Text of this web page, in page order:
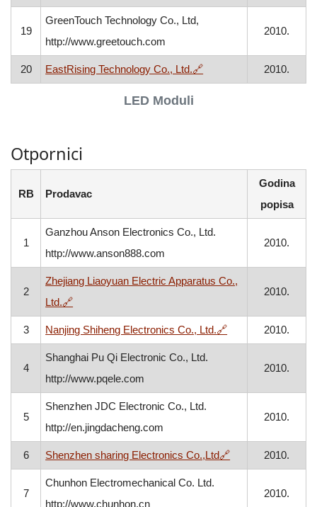
LED Moduli
19
GreenTouch Technology Co., Ltd,
http://www.greetouch.com
2010.
20 EastRising Technology Co., Ltd.🔗, otvara se u novom
2010.
Otpornici
RB Prodavac
Godina
popisa
1
Ganzhou Anson Electronics Co., Ltd.
http://www.anson888.com
2010.
2
Zhejiang Liaoyuan Electric Apparatus Co.,
Ltd.🔗, otvara se u novom prozoru
2010.
3 Nanjing Shiheng Electronics Co., Ltd.🔗, otvara se u
2010.
4
Shanghai Pu Qi Electronic Co., Ltd.
http://www.pqele.com
2010.
5
Shenzhen JDC Electronic Co., Ltd.
http://en.jingdacheng.com
2010.
6 Shenzhen sharing Electronics Co.,Ltd🔗, otvara se u
2010.
7
Chunhon Electromechanical Co. Ltd.
http://www.chunhon.cn
2010.